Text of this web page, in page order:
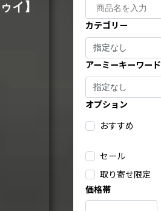
イ】
カテゴリー
アーミーキーワード
オプション
おすすめ
セール
取り寄せ限定
価格帯